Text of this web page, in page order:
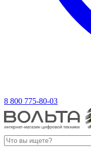
8 800 775-80-03